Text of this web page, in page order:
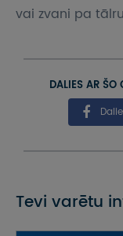
vai zvani pa
DALIES AR
Tevi varētu